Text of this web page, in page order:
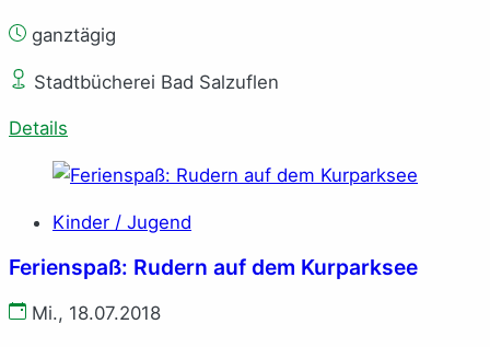
ganztägig
Stadtbücherei Bad Salzuflen
Details
Kinder / Jugend
Ferienspaß: Rudern auf dem Kurparksee
Mi., 18.07.2018